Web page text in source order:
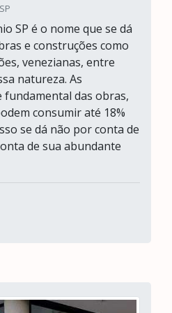
SP é o nome que se dá
e construções como
venezianas, entre
natureza. As
das obras,
consumir até 18%
se dá não por conta de
de sua abundante